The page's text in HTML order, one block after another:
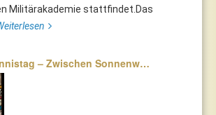
Militärakademie stattfindet.Das
– Zwischen Sonnenw…